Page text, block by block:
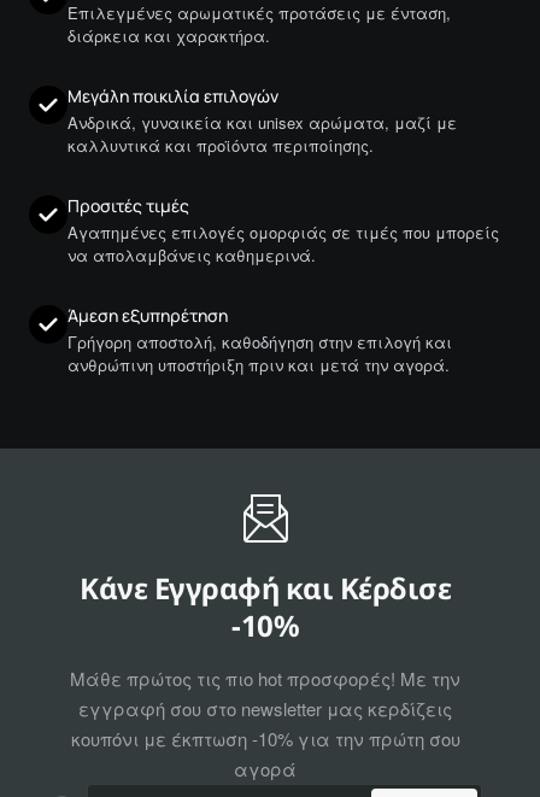
Επιλεγμένες αρωματικές προτάσεις με ένταση,
διάρκεια και χαρακτήρα.
Μεγάλη ποικιλία επιλογών
Ανδρικά, γυναικεία και unisex αρώματα, μαζί με
καλλυντικά και προϊόντα περιποίησης.
Προσιτές τιμές
Αγαπημένες επιλογές ομορφιάς σε τιμές που μπορείς
να απολαμβάνεις καθημερινά.
Άμεση εξυπηρέτηση
Γρήγορη αποστολή, καθοδήγηση στην επιλογή και
ανθρώπινη υποστήριξη πριν και μετά την αγορά.
Κάνε Εγγραφή και Κέρδισε
-10%
Μάθε πρώτος τις πιο hot προσφορές! Με την
εγγραφή σου στο newsletter μας κερδίζεις
κουπόνι με έκπτωση -10% για την πρώτη σου
αγορά